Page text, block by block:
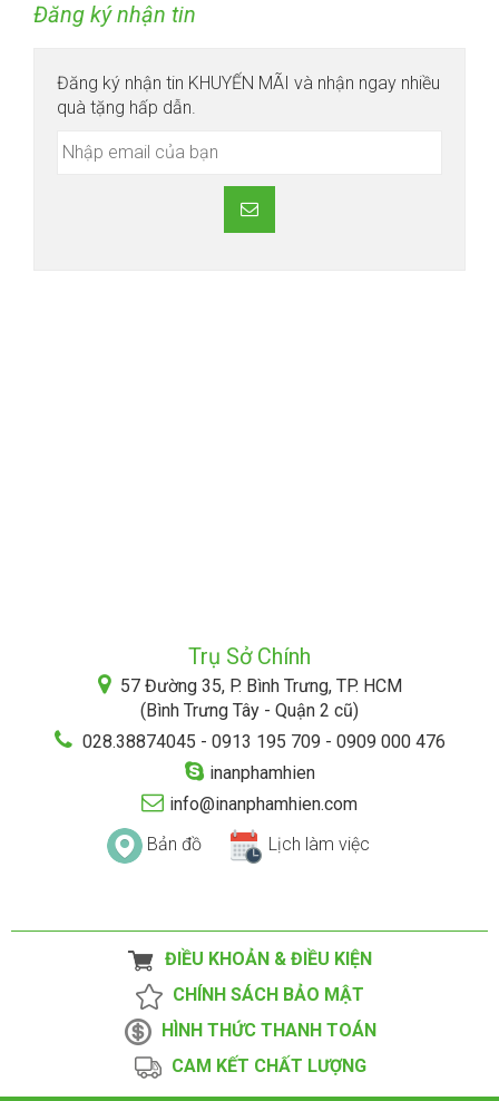
Đăng ký nhận tin
Đăng ký nhận tin KHUYẾN MÃI và nhận ngay nhiều
quà tặng hấp dẫn.
Trụ Sở Chính
57 Đường 35, P. Bình Trưng, TP. HCM
(Bình Trưng Tây - Quận 2 cũ)
028.38874045 - 0913 195 709 - 0909 000 476
inanphamhien
info@inanphamhien.com
Bản đồ
Lịch làm việc
ĐIỀU KHOẢN & ĐIỀU KIỆN
CHÍNH SÁCH BẢO MẬT
HÌNH THỨC THANH TOÁN
CAM KẾT CHẤT LƯỢNG